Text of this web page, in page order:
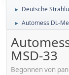
► Deutsche
► Automess DL-
MSD-33
Begonnen von